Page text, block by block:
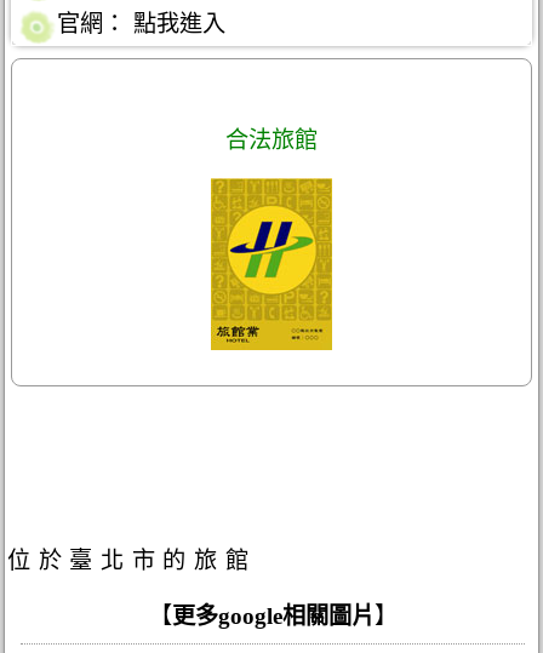
官網：
點我進入
合法旅館
位於臺北市的旅館
【更多google相關圖片】